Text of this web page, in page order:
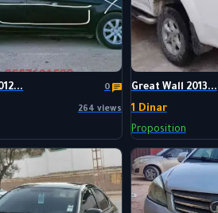
0
264 views
Great Wall 2013...
1 Dinar
Proposition